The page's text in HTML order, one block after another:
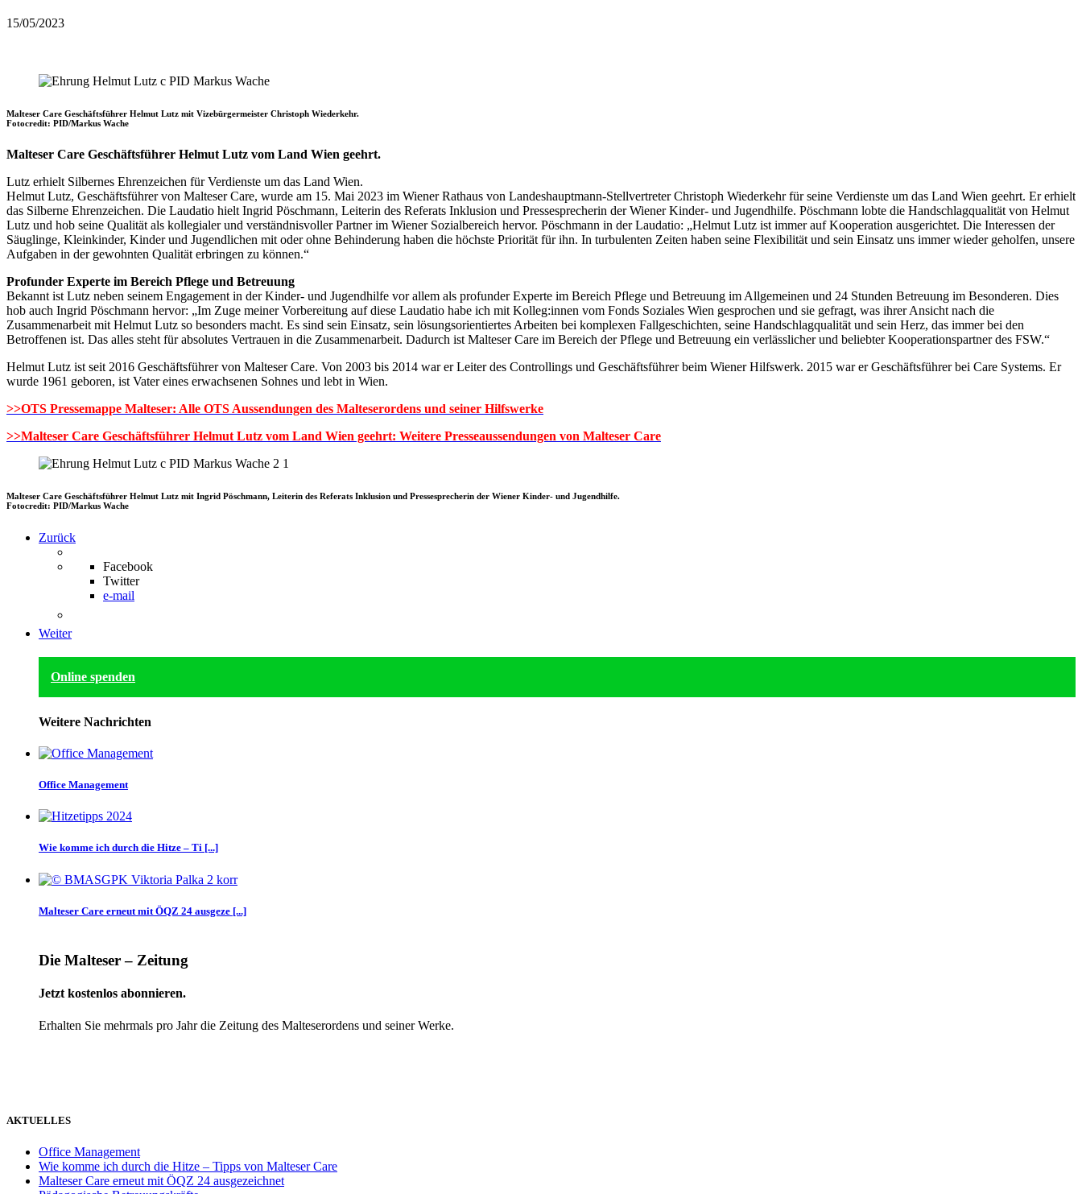
15/05/2023
Malteser Care Geschäftsführer Helmut Lutz mit Vizebürgermeister Christoph Wiederkehr.
Fotocredit: PID/Markus Wache
Malteser Care Geschäftsführer Helmut Lutz vom Land Wien geehrt.
Lutz erhielt Silbernes Ehrenzeichen für Verdienste um das Land Wien.
Helmut Lutz, Geschäftsführer von Malteser Care, wurde am 15. Mai 2023 im Wiener Rathaus von Landeshauptmann-Stellvertreter Christoph Wiederkehr für seine Verdienste um das Land Wien geehrt. Er erhielt
das Silberne Ehrenzeichen. Die Laudatio hielt Ingrid Pöschmann, Leiterin des Referats Inklusion und Pressesprecherin der Wiener Kinder- und Jugendhilfe. Pöschmann lobte die Handschlagqualität von Helmut
Lutz und hob seine Qualität als kollegialer und verständnisvoller Partner im Wiener Sozialbereich hervor. Pöschmann in der Laudatio: „Helmut Lutz ist immer auf Kooperation ausgerichtet. Die Interessen der
Säuglinge, Kleinkinder, Kinder und Jugendlichen mit oder ohne Behinderung haben die höchste Priorität für ihn. In turbulenten Zeiten haben seine Flexibilität und sein Einsatz uns immer wieder geholfen, unsere
Aufgaben in der gewohnten Qualität erbringen zu können.“
Profunder Experte im Bereich Pflege und Betreuung
Bekannt ist Lutz neben seinem Engagement in der Kinder- und Jugendhilfe vor allem als profunder Experte im Bereich Pflege und Betreuung im Allgemeinen und 24 Stunden Betreuung im Besonderen. Dies
hob auch Ingrid Pöschmann hervor: „Im Zuge meiner Vorbereitung auf diese Laudatio habe ich mit Kolleg:innen vom Fonds Soziales Wien gesprochen und sie gefragt, was ihrer Ansicht nach die
Zusammenarbeit mit Helmut Lutz so besonders macht. Es sind sein Einsatz, sein lösungsorientiertes Arbeiten bei komplexen Fallgeschichten, seine Handschlagqualität und sein Herz, das immer bei den
Betroffenen ist. Das alles steht für absolutes Vertrauen in die Zusammenarbeit. Dadurch ist Malteser Care im Bereich der Pflege und Betreuung ein verlässlicher und beliebter Kooperationspartner des FSW.“
Helmut Lutz ist seit 2016 Geschäftsführer von Malteser Care. Von 2003 bis 2014 war er Leiter des Controllings und Geschäftsführer beim Wiener Hilfswerk. 2015 war er Geschäftsführer bei Care Systems. Er
wurde 1961 geboren, ist Vater eines erwachsenen Sohnes und lebt in Wien.
>>OTS Pressemappe Malteser: Alle OTS Aussendungen des Malteserordens und seiner Hilfswerke
>>Malteser Care Geschäftsführer Helmut Lutz vom Land Wien geehrt: Weitere Presseaussendungen von Malteser Care
Malteser Care Geschäftsführer Helmut Lutz mit Ingrid Pöschmann, Leiterin des Referats Inklusion und Pressesprecherin der Wiener Kinder- und Jugendhilfe.
Fotocredit: PID/Markus Wache
Zurück
Facebook
Twitter
e-mail
Weiter
Online spenden
Weitere Nachrichten
Office Management
Wie komme ich durch die Hitze – Ti [...]
Malteser Care erneut mit ÖQZ 24 ausgeze [...]
Die Malteser – Zeitung
Jetzt kostenlos abonnieren.
Erhalten Sie mehrmals pro Jahr die Zeitung des Malteserordens und seiner Werke.
AKTUELLES
Office Management
Wie komme ich durch die Hitze – Tipps von Malteser Care
Malteser Care erneut mit ÖQZ 24 ausgezeichnet